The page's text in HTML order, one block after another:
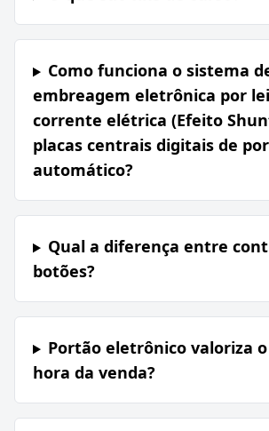
Como funciona o sistema
embreagem eletrônica por
corrente elétrica (Efeito
placas centrais digitais de
automático?
Qual a diferença entre
botões?
Portão eletrônico valoriza
hora da venda?